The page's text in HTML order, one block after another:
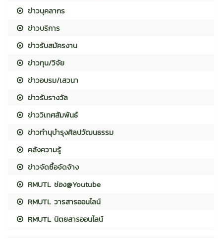
ข่าวบุคลากร
ข่าวบริการ
ข่าวรับสมัครงาน
ข่าวทุน/วิจัย
ข่าวอบรม/เสวนา
ข่าวรับรางวัล
ข่าววิเทศสัมพันธ์
ข่าวทำนุบำรุงศิลปวัฒนธรรม
คลังความรู้
ข่าวจัดซื้อจัดจ้าง
RMUTL ช่อง@Youtube
RMUTL วารสารออนไลน์
RMUTL นิตยสารออนไลน์